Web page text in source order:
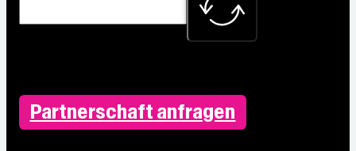
Partnerschaft anfragen